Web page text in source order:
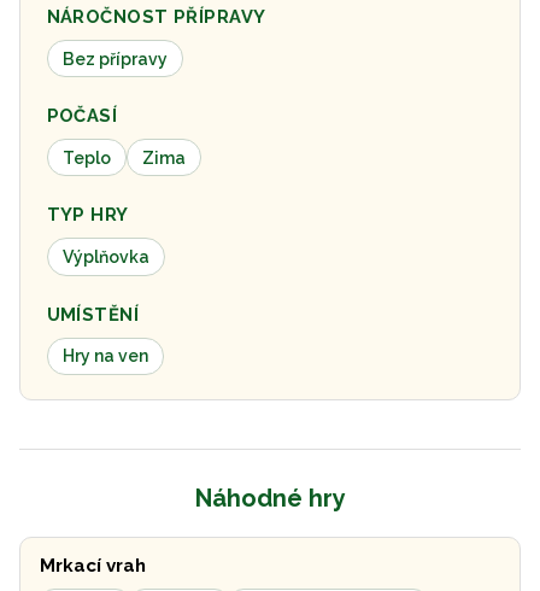
NÁROČNOST PŘÍPRAVY
Bez přípravy
POČASÍ
Teplo Zima
TYP HRY
Výplňovka
UMÍSTĚNÍ
Hry na ven
Náhodné hry
Mrkací vrah